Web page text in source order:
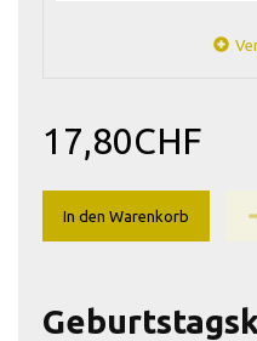
17,80CHF
In den Warenkorb